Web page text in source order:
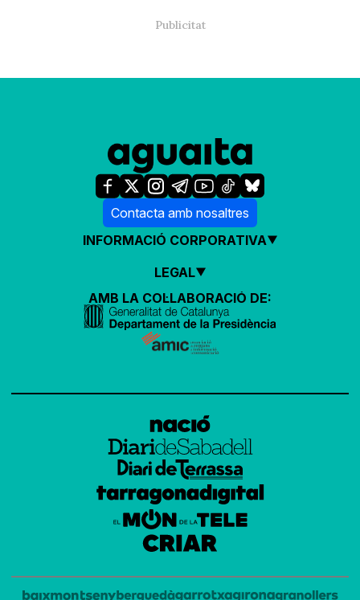
Contacta amb nosaltres
INFORMACIÓ CORPORATIVA
LEGAL
AMB LA COL·LABORACIÓ DE: